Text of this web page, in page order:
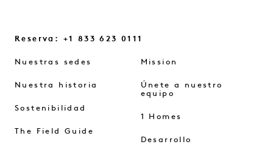
Reserva: +1 833 623 0111
Nuestras sedes
Nuestra historia
Sostenibilidad
The Field Guide
Mission
Únete a nuestro
equipo
1 Homes
Desarrollo